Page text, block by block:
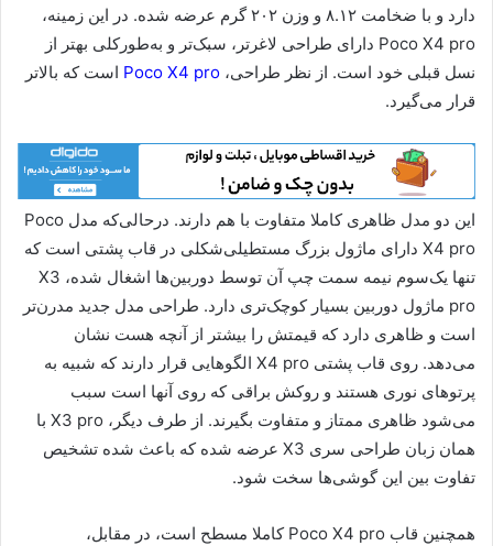
دارد و با ضخامت ۸.۱۲ و وزن ۲۰۲ گرم عرضه شده. در این زمینه،
Poco X4 pro دارای طراحی لاغرتر، سبک‌تر و به‌طورکلی بهتر از
نسل قبلی خود است. از نظر طراحی، Poco X4 pro است که بالاتر
قرار می‌گیرد.
این دو مدل ظاهری کاملا متفاوت با هم دارند. درحالی‌که مدل Poco
X4 pro دارای ماژول بزرگ مستطیلی‌شکلی در قاب پشتی است که
تنها یک‌سوم نیمه سمت چپ آن توسط دوربین‌ها اشغال شده، X3
pro ماژول دوربین بسیار کوچک‌تری دارد. طراحی مدل جدید مدرن‌تر
است و ظاهری دارد که قیمتش را بیشتر از آنچه هست نشان
می‌دهد. روی قاب پشتی X4 pro الگوهایی قرار دارند که شبیه به
پرتوهای نوری هستند و روکش براقی که روی آنها است سبب
می‌شود ظاهری ممتاز و متفاوت بگیرند. از طرف دیگر، X3 pro با
همان زبان طراحی سری X3 عرضه شده که باعث شده تشخیص
تفاوت بین این گوشی‌ها سخت شود.
همچنین قاب Poco X4 pro کاملا مسطح است، در مقابل،